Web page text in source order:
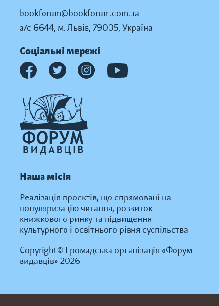
bookforum@bookforum.com.ua
а/с 6644, м. Львів, 79005, Україна
Соціальні мережі
Наша місія
Реалізація проєктів, що спрямовані на
популяризацію читання, розвиток
книжкового ринку та підвищення
культурного і освітнього рівня суспільства
Copyright© Громадська організація «Форум
видавців» 2026